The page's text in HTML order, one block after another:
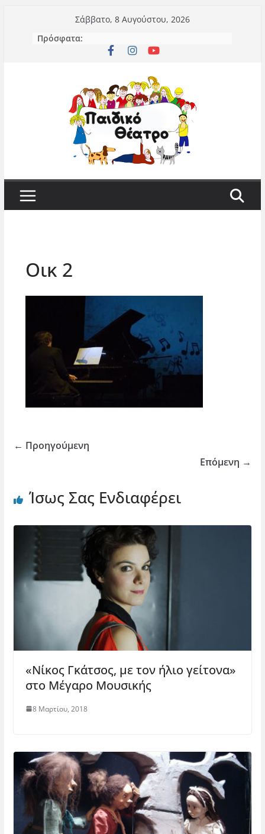
περιεχόμενο
Σάββατο, 8 Αυγούστου, 2026
Πρόσφατα:
Οικ 2
← Προηγούμενη
Επόμενη →
Ίσως Σας Ενδιαφέρει
«Νίκος Γκάτσος, με τον ήλιο γείτονα»
στο Μέγαρο Μουσικής
8 Μαρτίου, 2018